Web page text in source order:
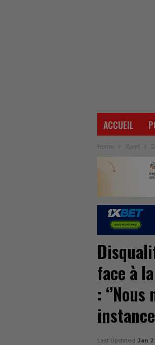
ACCUEIL
Home Sport
face à
:
Last Updated Jan